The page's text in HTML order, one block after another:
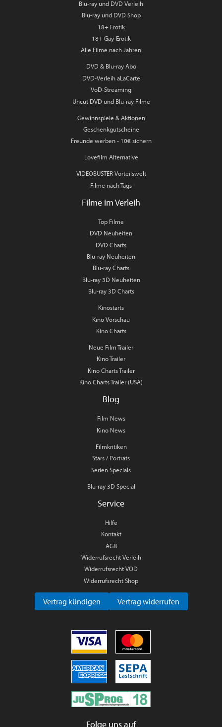
Blu-ray und DVD Verleih
Blu-ray und DVD Shop
18+ Erotik
18+ Gay-Erotik
Alle Filme nach Jahren
DVD & Blu-ray Abo
DVD-Verleih aLaCarte
VoD-Streaming
Uncut DVD und Blu-ray Filme
Gewinnspiele & Aktionen
Geschenkgutscheine
Freunde werben - 10€ sichern
Lovefilm Alternative
VIDEOBUSTER Vorteilswelt
Filme nach Tags
Filme im Verleih
Top Filme
DVD Neuheiten
DVD Charts
Blu-ray Neuheiten
Blu-ray Charts
Blu-ray 3D Neuheiten
Blu-ray 3D Charts
Kinostarts
Kino Vorschau
Kino Charts
Neue Film Trailer
Kino Trailer
Kino Charts Trailer
Kino Charts Trailer (USA)
Blog
Film News
Kino News
Filmkritiken
Stars / Porträts
Serien Specials
Blu-ray 3D Special
Service
Hilfe
Kontakt
AGB
Widerrufsrecht Verleih
Widerrufsrecht VOD
Widerrufsrecht Shop
Vertrag kündigen Vertrag widerrufen
Folge uns auf